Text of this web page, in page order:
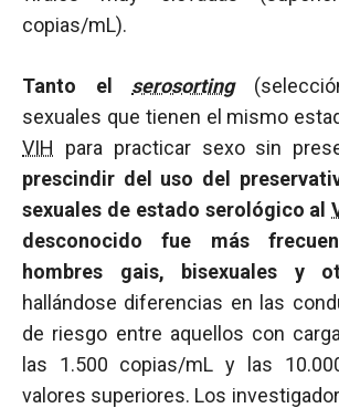
copias/mL).
Tanto el serosorting
sexuales que tienen el mismo
VIH para practicar sexo sin
prescindir del uso del
sexuales de estado serológico al
desconocido fue más
hombres gais, bisexuales y
hallándose diferencias en las
de riesgo entre aquellos con
las 1.500 copias/mL y las
valores superiores. Los